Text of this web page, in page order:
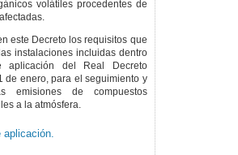
volátiles procedentes de
este Decreto los requisitos que
instalaciones incluidas dentro
aplicación del Real Decreto
de enero, para el seguimiento y
emisiones de compuestos
a la atmósfera.